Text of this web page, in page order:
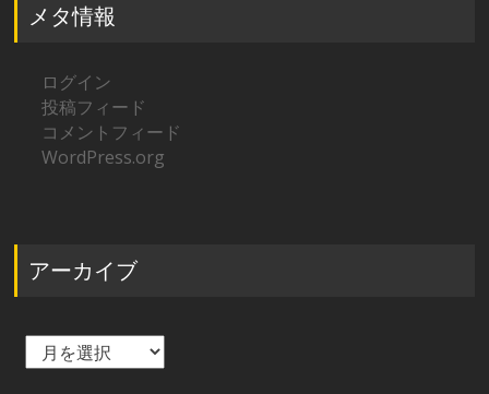
メタ情報
ログイン
投稿フィード
コメントフィード
WordPress.org
アーカイブ
ア